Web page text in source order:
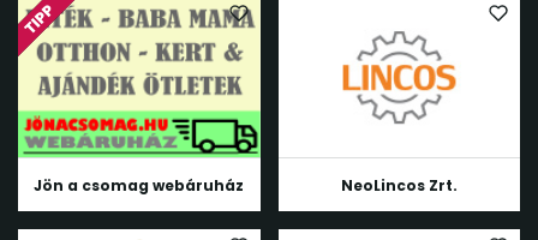
Jön a csomag webáruház NeoLincos Zrt.